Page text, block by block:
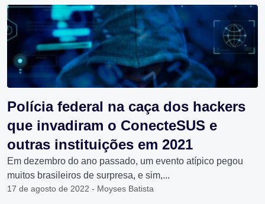
Polícia federal na caça dos hackers
que invadiram o ConecteSUS e
outras instituições em 2021
Em dezembro do ano passado, um evento atípico pegou
muitos brasileiros de surpresa, e sim,...
17 de agosto de 2022 - Moyses Batista